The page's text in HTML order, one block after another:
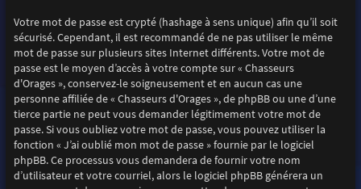
Votre mot de passe est crypté (hashage à sens unique) afin qu’il soit
sécurisé. Cependant, il est recommandé de ne pas utiliser le même
mot de passe sur plusieurs sites Internet différents. Votre mot de
passe est le moyen d’accès à votre compte sur « Chasseurs
d'Orages », conservez-le soigneusement et en aucun cas une
personne affiliée de « Chasseurs d'Orages », de phpBB ou une d’une
tierce partie ne peut vous demander légitimement votre mot de
passe. Si vous oubliez votre mot de passe, vous pouvez utiliser la
fonction « J’ai oublié mon mot de passe » fournie par le logiciel
phpBB. Ce processus vous demandera de fournir votre nom
d’utilisateur et votre courriel, alors le logiciel phpBB générera un